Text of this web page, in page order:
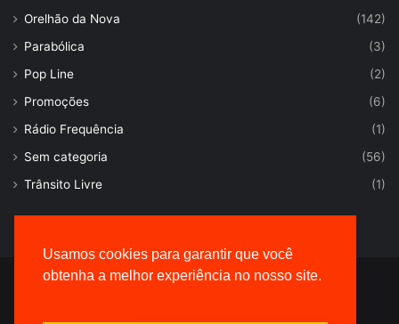
Usamos cookies para garantir que você
obtenha a melhor experiência no nosso site.
Orelhão da Nova
(142)
Parabólica
(3)
Pop Line
(2)
Promoções
(6)
Rádio Frequência
(1)
Sem categoria
(56)
Trânsito Livre
(1)